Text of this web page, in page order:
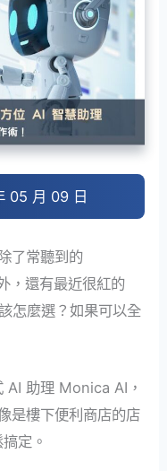
05 月 09 日
了常聽到的
，還有最近很紅的
怎麼選？如果可以全
AI 助理 Monica AI，
是樓下便利商店的店
定。